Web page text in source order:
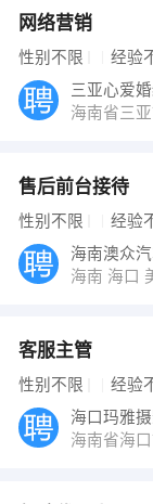
网络营销
性别不限 经验
三亚心爱
海南省三
售后前台接待
性别不限 经验
海南澳众
海南 海口
客服主管
性别不限 经验
海口玛雅
海南省海